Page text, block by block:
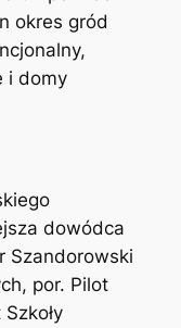
okres gród
i domy
dowódca
Szandorowski
por. Pilot